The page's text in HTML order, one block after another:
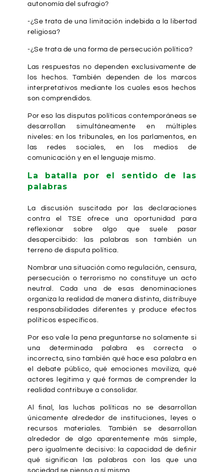
autonomía del sufragio?
-¿Se trata de una limitación indebida a la libertad
religiosa?
-¿Se trata de una forma de persecución política?
Las respuestas no dependen exclusivamente de
los hechos. También dependen de los marcos
interpretativos mediante los cuales esos hechos
son comprendidos.
Por eso las disputas políticas contemporáneas se
desarrollan simultáneamente en múltiples
niveles: en los tribunales, en los parlamentos, en
las redes sociales, en los medios de
comunicación y en el lenguaje mismo.
La batalla por el sentido de las
palabras
La discusión suscitada por las declaraciones
contra el TSE ofrece una oportunidad para
reflexionar sobre algo que suele pasar
desapercibido: las palabras son también un
terreno de disputa política.
Nombrar una situación como regulación, censura,
persecución o terrorismo no constituye un acto
neutral. Cada una de esas denominaciones
organiza la realidad de manera distinta, distribuye
responsabilidades diferentes y produce efectos
políticos específicos.
Por eso vale la pena preguntarse no solamente si
una determinada palabra es correcta o
incorrecta, sino también qué hace esa palabra en
el debate público, qué emociones moviliza, qué
actores legitima y qué formas de comprender la
realidad contribuye a consolidar.
Al final, las luchas políticas no se desarrollan
únicamente alrededor de instituciones, leyes o
recursos materiales. También se desarrollan
alrededor de algo aparentemente más simple,
pero igualmente decisivo: la capacidad de definir
qué significan las palabras con las que una